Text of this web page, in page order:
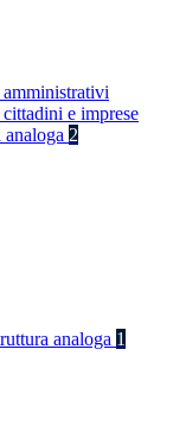
e imprese
2
analoga 1